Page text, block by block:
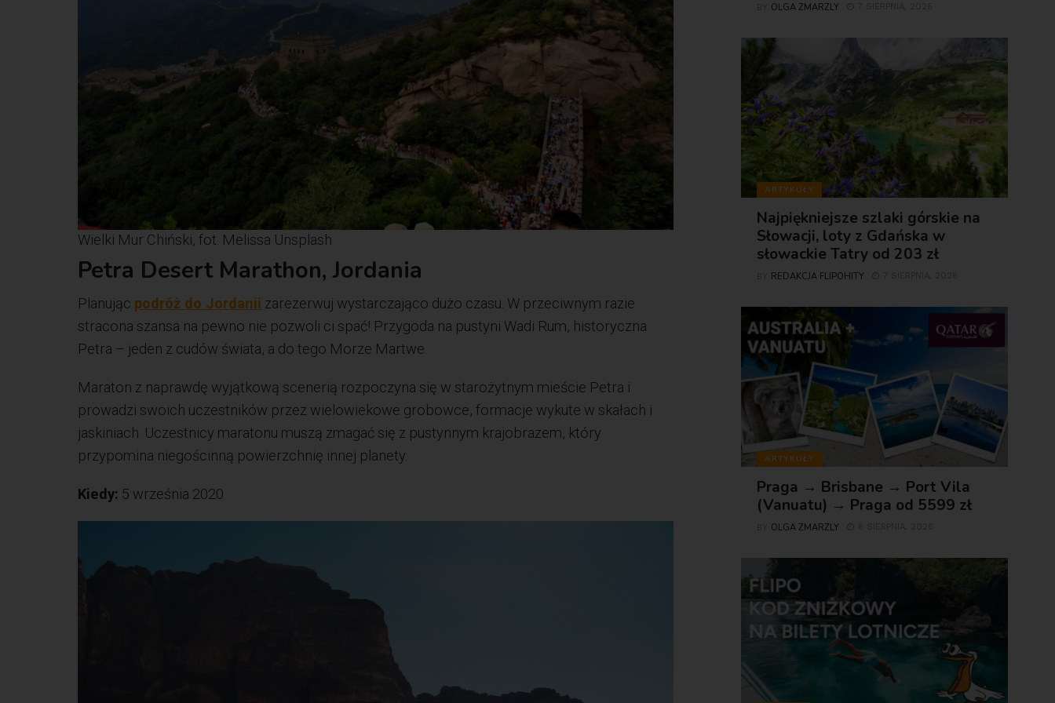
Wielki Mur Chiński, fot. Melissa Unsplash
Petra Desert Marathon, Jordania
Planując podróż do Jordanii zarezerwuj wystarczająco dużo czasu. W przeciwnym razie
stracona szansa na pewno nie pozwoli ci spać! Przygoda na pustyni Wadi Rum, historyczna
Petra – jeden z cudów świata, a do tego Morze Martwe.
Maraton z naprawdę wyjątkową scenerią rozpoczyna się w starożytnym mieście Petra i
prowadzi swoich uczestników przez wielowiekowe grobowce, formacje wykute w skałach i
jaskiniach. Uczestnicy maratonu muszą zmagać się z pustynnym krajobrazem, który
przypomina niegościnną powierzchnię innej planety.
Kiedy: 5 września 2020
OLGA ZMARZLY
ARTYKUŁY
Najpiękniejsze szlaki górskie na
Słowacji, loty z Gdańska w
słowackie Tatry od 203 zł
REDAKCJA FLIPOHITY
ARTYKUŁY
Praga → Brisbane → Port Vila
(Vanuatu) → Praga od 5599 zł
OLGA ZMARZLY